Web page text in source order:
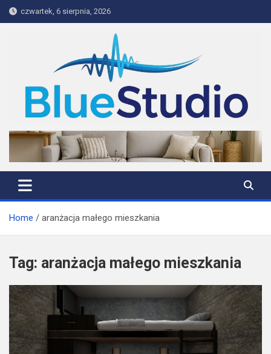
Skip
to
czwartek, 6 sierpnia, 2026
BlueStudio
Home aranżacja małego mieszkania
Tag: aranżacja małego mieszkania